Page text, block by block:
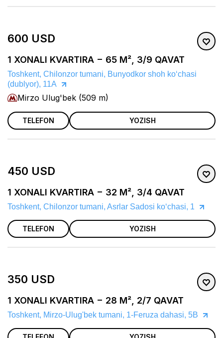
600 USD
1 XONALI KVARTIRA − 65 M², 3/9 QAVAT
Toshkent, Chilonzor tumani, Bunyodkor shoh koʻchasi
(dublyor), 11A
Mirzo Ulug'bek (509 m)
TELEFON YOZISH
450 USD
1 XONALI KVARTIRA − 32 M², 3/4 QAVAT
Toshkent, Chilonzor tumani, Asrlar Sadosi ko‘chasi, 1
TELEFON YOZISH
350 USD
1 XONALI KVARTIRA − 28 M², 2/7 QAVAT
Toshkent, Mirzo-Ulug'bek tumani, 1-Feruza dahasi, 5B